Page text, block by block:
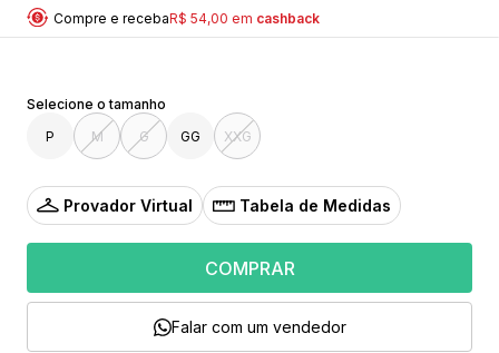
Compre e recebaR$ 54,00 em cashback
P M G GG XXG
Provador Virtual Tabela de Medidas
COMPRAR
Falar com um vendedor